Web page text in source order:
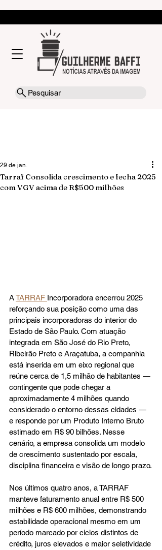
Pesquisar
Tarraf Consolida crescimento e fecha 2025
com VGV acima de R$500 milhões
29 de jan.
A TARRAF Incorporadora encerrou 2025
reforçando sua posição como uma das
principais incorporadoras do interior do
Estado de São Paulo. Com atuação
integrada em São José do Rio Preto,
Ribeirão Preto e Araçatuba, a companhia
está inserida em um eixo regional que
reúne cerca de 1,5 milhão de habitantes —
contingente que pode chegar a
aproximadamente 4 milhões quando
considerado o entorno dessas cidades —
e responde por um Produto Interno Bruto
estimado em R$ 90 bilhões. Nesse
cenário, a empresa consolida um modelo
de crescimento sustentado por escala,
disciplina financeira e visão de longo prazo.
Nos últimos quatro anos, a TARRAF
manteve faturamento anual entre R$ 500
milhões e R$ 600 milhões, demonstrando
estabilidade operacional mesmo em um
período marcado por ciclos distintos de
crédito, juros elevados e maior seletividade